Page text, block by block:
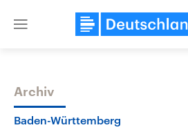
Close
Themen
Archiv
Baden-Württemberg